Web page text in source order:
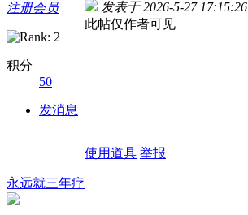
注册会员
积分
50
发消息
发表于 2026-5-27 17:15:26
此帖仅作者可见
使用道具 举报
永远就三年疗